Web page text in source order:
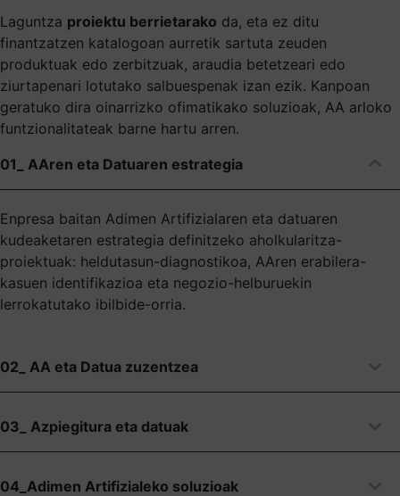
Laguntza proiektu berrietarako da, eta ez ditu
finantzatzen katalogoan aurretik sartuta zeuden
produktuak edo zerbitzuak, araudia betetzeari edo
ziurtapenari lotutako salbuespenak izan ezik. Kanpoan
geratuko dira oinarrizko ofimatikako soluzioak, AA arloko
funtzionalitateak barne hartu arren.
01_ AAren eta Datuaren estrategia
Enpresa baitan Adimen Artifizialaren eta datuaren
kudeaketaren estrategia definitzeko aholkularitza-
proiektuak: heldutasun-diagnostikoa, AAren erabilera-
kasuen identifikazioa eta negozio-helburuekin
lerrokatutako ibilbide-orria.
02_ AA eta Datua zuzentzea
03_ Azpiegitura eta datuak
04_Adimen Artifizialeko soluzioak